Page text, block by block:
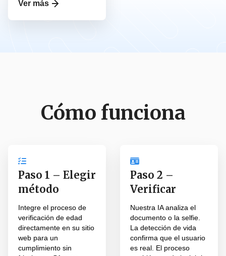
Ver más
Cómo funciona
Paso 1 – Elegir
método
Integre el proceso de
verificación de edad
directamente en su sitio
web para un
cumplimiento sin
Paso 2 –
Verificar
Nuestra IA analiza el
documento o la selfie.
La detección de vida
confirma que el usuario
es real. El proceso